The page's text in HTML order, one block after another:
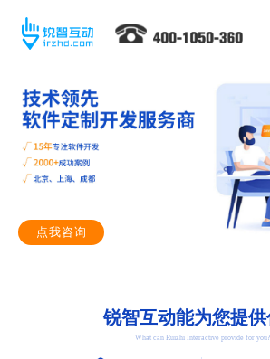
点我咨询
锐智互动能为您提供